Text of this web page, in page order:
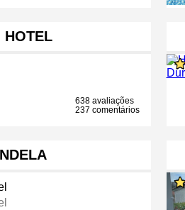
HOTEL
638 avaliações
237 comentários